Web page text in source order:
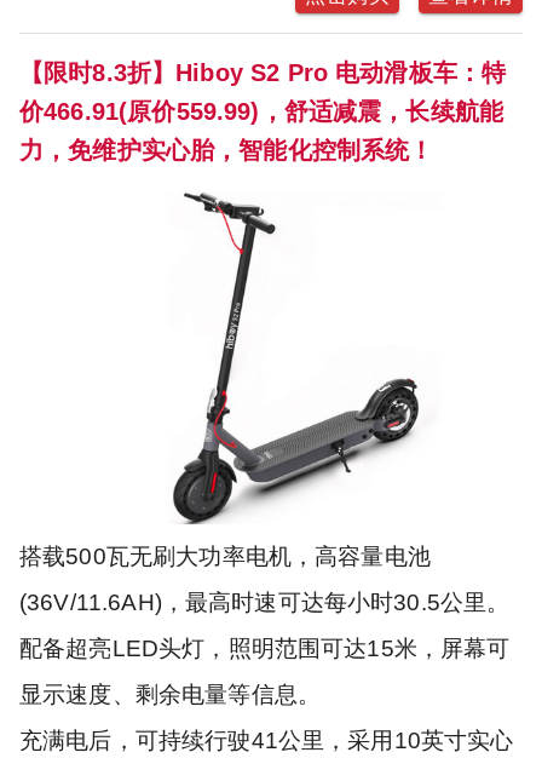
【限时8.3折】Hiboy S2 Pro 电动滑板车：特
价466.91(原价559.99)，舒适减震，长续航能
力，免维护实心胎，智能化控制系统！
搭载500瓦无刷大功率电机，高容量电池
(36V/11.6AH)，最高时速可达每小时30.5公里。
配备超亮LED头灯，照明范围可达15米，屏幕可
显示速度、剩余电量等信息。
充满电后，可持续行驶41公里，采用10英寸实心